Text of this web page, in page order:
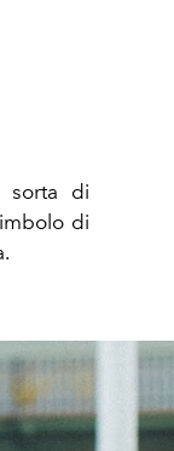
sorta di
di